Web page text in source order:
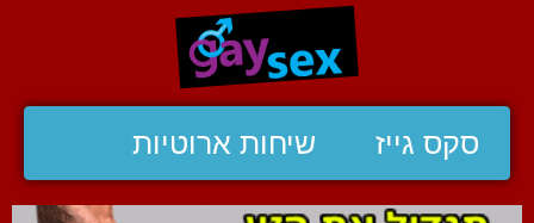
סקס גייז שיחות ארוטיות